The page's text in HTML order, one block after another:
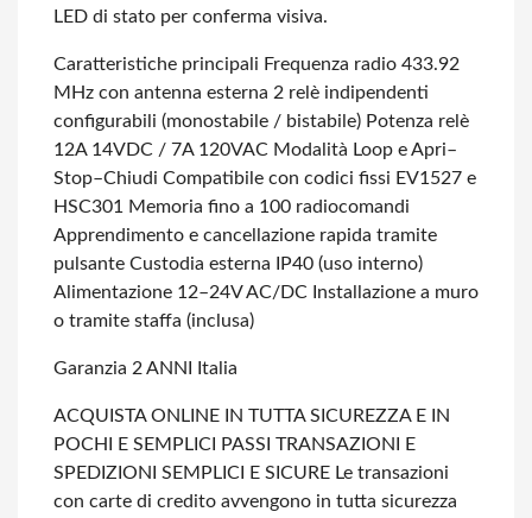
LED di stato per conferma visiva.
Caratteristiche principali Frequenza radio 433.92
MHz con antenna esterna 2 relè indipendenti
configurabili (monostabile / bistabile) Potenza relè
12A 14VDC / 7A 120VAC Modalità Loop e Apri–
Stop–Chiudi Compatibile con codici fissi EV1527 e
HSC301 Memoria fino a 100 radiocomandi
Apprendimento e cancellazione rapida tramite
pulsante Custodia esterna IP40 (uso interno)
Alimentazione 12–24V AC/DC Installazione a muro
o tramite staffa (inclusa)
Garanzia 2 ANNI Italia
ACQUISTA ONLINE IN TUTTA SICUREZZA E IN
POCHI E SEMPLICI PASSI TRANSAZIONI E
SPEDIZIONI SEMPLICI E SICURE Le transazioni
con carte di credito avvengono in tutta sicurezza